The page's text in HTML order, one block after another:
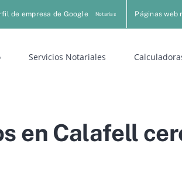
de empresa de Google Notarias Páginas web
Servicios Notariales
en Calafell